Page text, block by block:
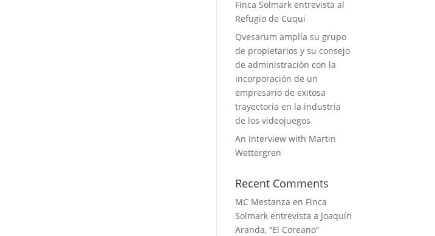
Finca Solmark entrevista al
Refugio de Cuqui
Qvesarum amplía su grupo
de propietarios y su consejo
de administración con la
incorporación de un
empresario de exitosa
trayectoria en la industria
de los videojuegos
An interview with Martin
Wettergren
Recent Comments
MC Mestanza en Finca
Solmark entrevista a Joaquín
Aranda, “El Coreano”